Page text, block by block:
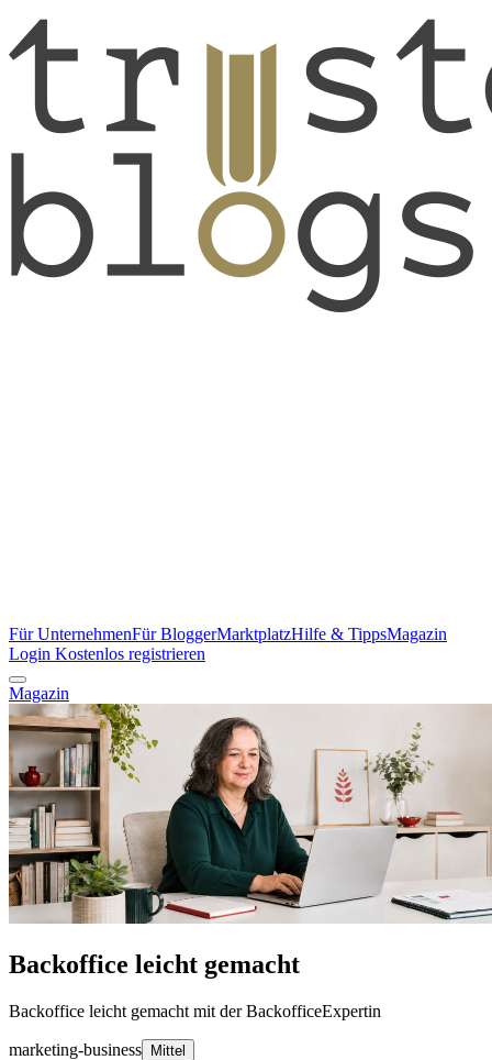
Für UnternehmenFür BloggerMarktplatzHilfe & TippsMagazin
Login Kostenlos registrieren
Magazin
Backoffice leicht gemacht
Backoffice leicht gemacht mit der BackofficeExpertin
marketing-business Mittel